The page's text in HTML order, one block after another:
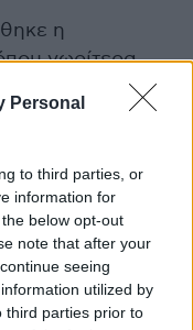
Personal
to third parties, or
information for
below opt-out
note that after your
seeing
utilized by
third parties prior to
η
νωρίτερα
March 1,